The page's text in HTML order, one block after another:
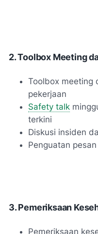
2. Toolbox Meeting
Toolbox meeting
pekerjaan
Safety talk
terkini
Diskusi insiden
Penguatan
3. Pemeriksaan
Pemeriksaan